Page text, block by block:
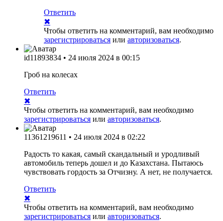
Ответить
✖
Чтобы ответить на комментарий, вам необходимо
зарегистрироваться или авторизоваться.
id11893834 • 24 июля 2024 в 00:15
Гроб на колесах
Ответить
✖
Чтобы ответить на комментарий, вам необходимо
зарегистрироваться или авторизоваться.
11361219611 • 24 июля 2024 в 02:22
Радость то какая, самый скандальный и уродливый
автомобиль теперь дошел и до Казахстана. Пытаюсь
чувствовать гордость за Отчизну. А нет, не получается.
Ответить
✖
Чтобы ответить на комментарий, вам необходимо
зарегистрироваться или авторизоваться.